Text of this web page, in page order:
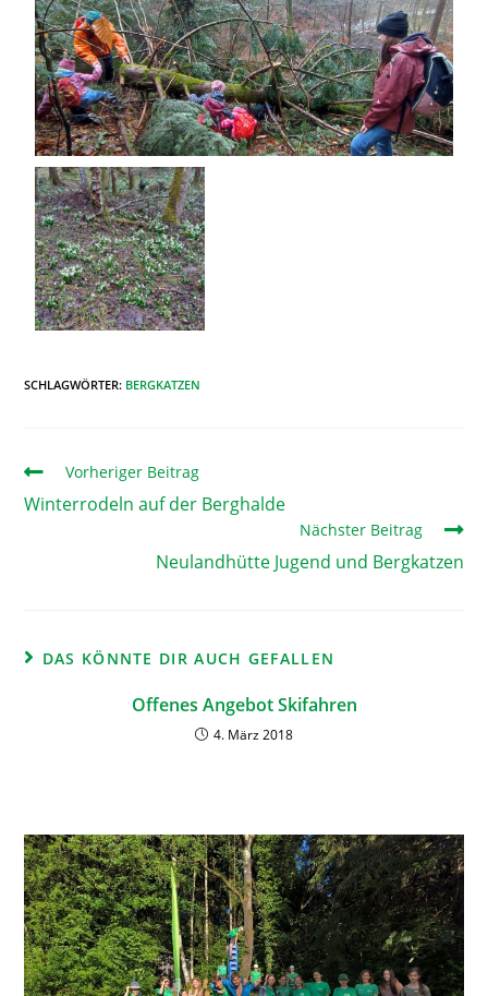
SCHLAGWÖRTER: BERGKATZEN
Vorheriger Beitrag
Winterrodeln auf der Berghalde
Nächster Beitrag
Neulandhütte Jugend und Bergkatzen
DAS KÖNNTE DIR AUCH GEFALLEN
Offenes Angebot Skifahren
4. März 2018